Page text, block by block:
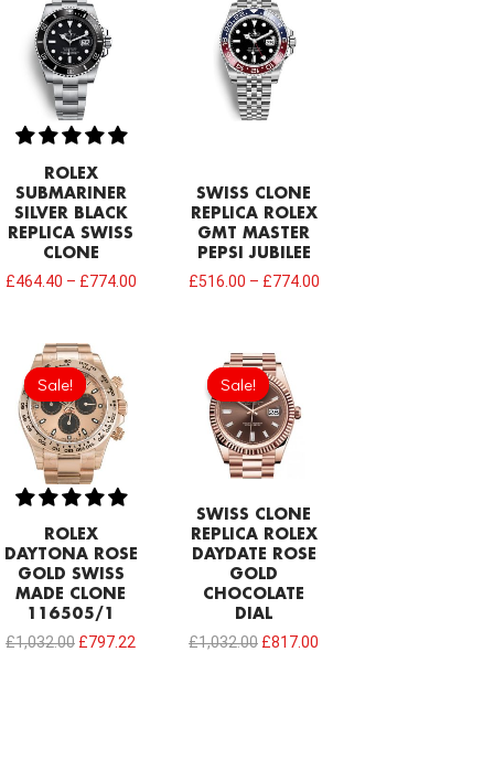
ROLEX
SUBMARINER
SILVER BLACK
REPLICA SWISS
CLONE
£464.40 – £774.00
SWISS CLONE
REPLICA ROLEX
GMT MASTER
PEPSI JUBILEE
£516.00 – £774.00
Sale!
Sale!
ROLEX
DAYTONA ROSE
GOLD SWISS
MADE CLONE
116505/1
£1,032.00
Original
price
was:
£1,032.00.
£797.22
Sale!
Sale!
SWISS CLONE
REPLICA ROLEX
DAYDATE ROSE
GOLD
CHOCOLATE
DIAL
£1,032.00
Original
price
was:
£1,032.00.
£817.00